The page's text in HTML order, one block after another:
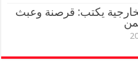
يكتب: قرصنة وعبث